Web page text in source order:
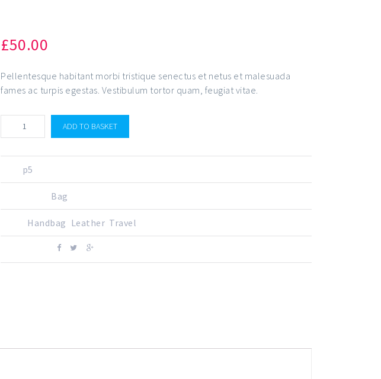
£50.00
Pellentesque habitant morbi tristique senectus et netus et malesuada
fames ac turpis egestas. Vestibulum tortor quam, feugiat vitae.
ADD TO BASKET
p5
Bag
Handbag Leather, Travel